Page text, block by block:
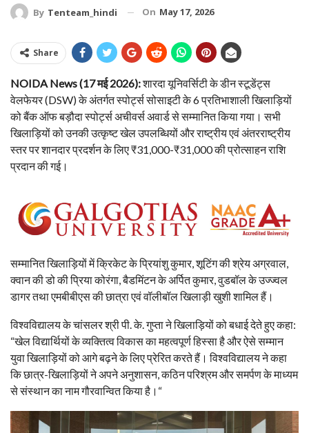
By Tenteam_hindi On May 17, 2026
Share
NOIDA News (17 मई 2026):शारदा यूनिवर्सिटी के डीन स्टूडेंट्स
वेलफेयर (DSW) के अंतर्गत स्पोर्ट्स सोसाइटी के 6 प्रतिभाशाली खिलाड़ियों
को बैंक ऑफ बड़ौदा स्पोर्ट्स अचीवर्स अवार्ड से सम्मानित किया गया। सभी
खिलाड़ियों को उनकी उत्कृष्ट खेल उपलब्धियों और राष्ट्रीय एवं अंतरराष्ट्रीय
स्तर पर शानदार प्रदर्शन के लिए ₹31,000-₹31,000 की प्रोत्साहन राशि
प्रदान की गई।
सम्मानित खिलाड़ियों में क्रिकेट के प्रियांशु कुमार, शूटिंग की श्रेय अग्रवाल,
क्वान की डो की प्रिया कोरंगा, बैडमिंटन के अर्पित कुमार, वुडबॉल के उज्ज्वल
डागर तथा एमबीबीएस की छात्रा एवं वॉलीबॉल खिलाड़ी खुशी शामिल हैं।
विश्वविद्यालय के चांसलर श्री पी. के. गुप्ता ने खिलाड़ियों को बधाई देते हुए कहा:
“खेल विद्यार्थियों के व्यक्तित्व विकास का महत्वपूर्ण हिस्सा है और ऐसे सम्मान
युवा खिलाड़ियों को आगे बढ़ने के लिए प्रेरित करते हैं। विश्वविद्यालय ने कहा
कि छात्र-खिलाड़ियों ने अपने अनुशासन, कठिन परिश्रम और समर्पण के माध्यम
से संस्थान का नाम गौरवान्वित किया है।“